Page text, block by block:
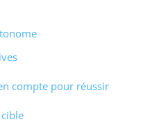
compte pour réussir